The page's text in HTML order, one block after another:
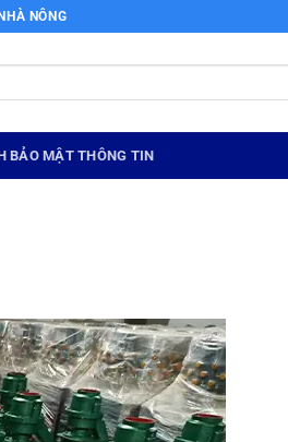
NÔNG
BẢO MẬT THÔNG TIN